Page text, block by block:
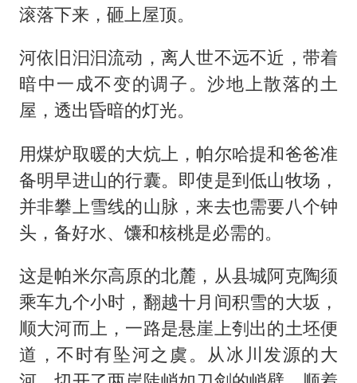
滚落下来，砸上屋顶。
河依旧汩汩流动，离人世不远不近，带着
暗中一成不变的调子。沙地上散落的土
屋，透出昏暗的灯光。
用煤炉取暖的大炕上，帕尔哈提和爸爸准
备明早进山的行囊。即使是到低山牧场，
并非攀上雪线的山脉，来去也需要八个钟
头，备好水、馕和核桃是必需的。
这是帕米尔高原的北麓，从县城阿克陶须
乘车九个小时，翻越十月间积雪的大坂，
顺大河而上，一路是悬崖上刳出的土坯便
道，不时有坠河之虞。从冰川发源的大